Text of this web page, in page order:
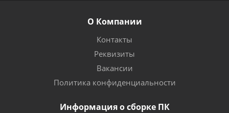
О Компании
Контакты
Реквизиты
Вакансии
Политика конфиденциальности
Информация о сборке ПК